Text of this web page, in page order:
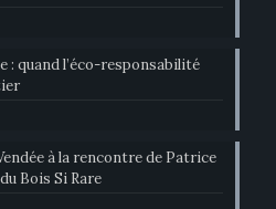
: quand l’éco-responsabilité
à la rencontre de Patrice
Bois Si Rare